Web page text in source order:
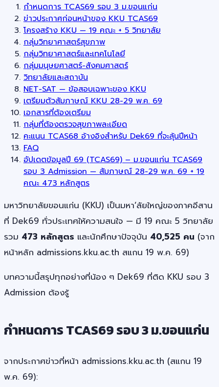
กำหนดการ TCAS69 รอบ 3 ม.ขอนแก่น
ข่าวประกาศก่อนหน้าของ KKU TCAS69
โครงสร้าง KKU — 19 คณะ + 5 วิทยาลัย
กลุ่มวิทยาศาสตร์สุขภาพ
กลุ่มวิทยาศาสตร์และเทคโนโลยี
กลุ่มมนุษยศาสตร์-สังคมศาสตร์
วิทยาลัยและสถาบัน
NET-SAT — ข้อสอบเฉพาะของ KKU
เตรียมตัวสัมภาษณ์ KKU 28-29 พ.ค. 69
เอกสารที่ต้องเตรียม
กลุ่มที่ต้องตรวจสุขภาพละเอียด
คะแนน TCAS68 อ้างอิงสำหรับ Dek69 ที่จะลุ้นปีหน้า
FAQ
อัปเดตข้อมูลปี 69 (TCAS69) – ม.ขอนแก่น TCAS69
รอบ 3 Admission — สัมภาษณ์ 28-29 พ.ค. 69 + 19
คณะ 473 หลักสูตร
มหาวิทยาลัยขอนแก่น (KKU) เป็นมหา’ลัยใหญ่ของภาคอีสาน
ที่ Dek69 ทั่วประเทศให้ความสนใจ — มี 19 คณะ 5 วิทยาลัย
รวม 473 หลักสูตร และนักศึกษาปัจจุบัน 40,525 คน (จาก
หน้าหลัก admissions.kku.ac.th สแกน 19 พ.ค. 69)
บทความนี้สรุปทุกอย่างที่น้อง ๆ Dek69 ที่ติด KKU รอบ 3
Admission ต้องรู้
กำหนดการ TCAS69 รอบ 3 ม.ขอนแก่น
จากประกาศข่าวที่หน้า admissions.kku.ac.th (สแกน 19
พ.ค. 69):